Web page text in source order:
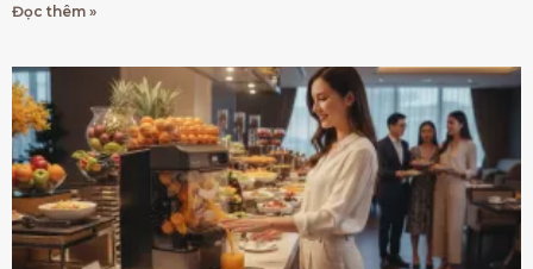
Đọc thêm »